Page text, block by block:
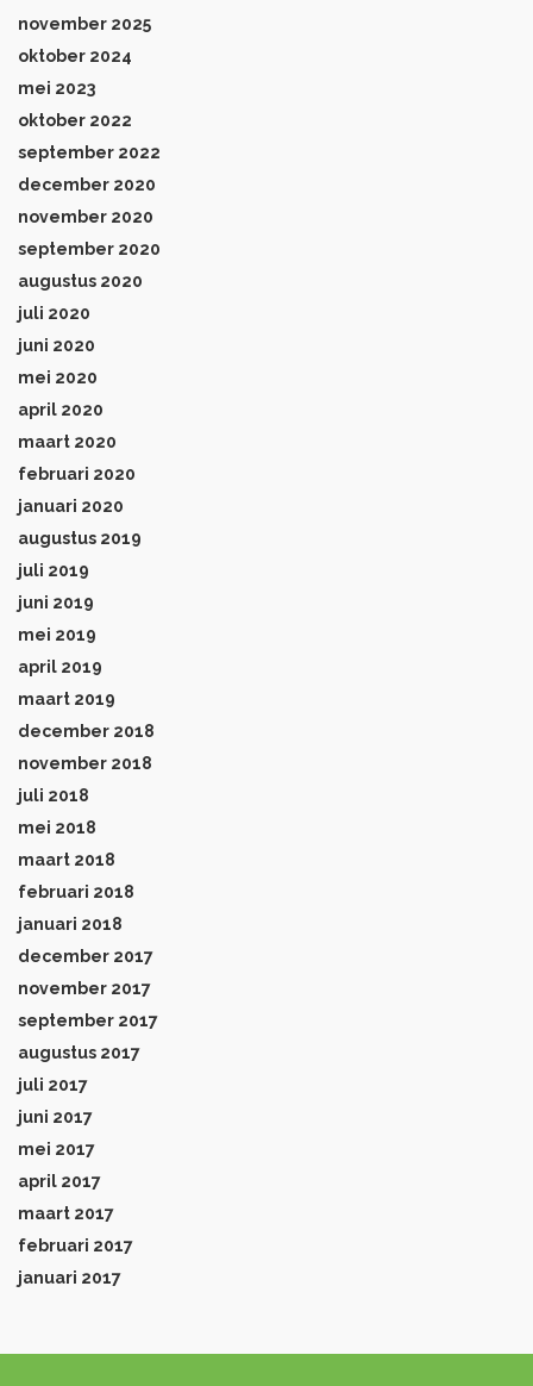
november 2025
oktober 2024
mei 2023
oktober 2022
september 2022
december 2020
november 2020
september 2020
augustus 2020
juli 2020
juni 2020
mei 2020
april 2020
maart 2020
februari 2020
januari 2020
augustus 2019
juli 2019
juni 2019
mei 2019
april 2019
maart 2019
december 2018
november 2018
juli 2018
mei 2018
maart 2018
februari 2018
januari 2018
december 2017
november 2017
september 2017
augustus 2017
juli 2017
juni 2017
mei 2017
april 2017
maart 2017
februari 2017
januari 2017